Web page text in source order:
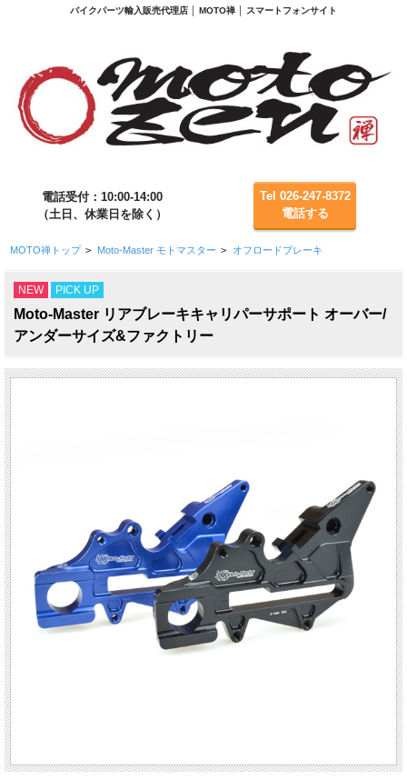
バイクパーツ輸入販売代理店 │ MOTO禅 │ スマートフォンサイト
電話受付：10:00-14:00
（土日、休業日を除く）
Tel 026-247-8372
電話する
MOTO禅トップ > Moto-Master モトマスター > オフロードブレーキ
NEW PICK UP
Moto-Master リアブレーキキャリパーサポート オーバー/
アンダーサイズ&ファクトリー